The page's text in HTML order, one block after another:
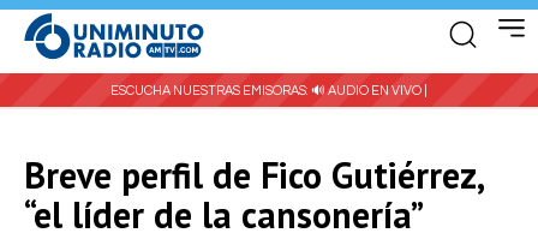
ESCUCHA NUESTRAS EMISORAS: 🔊 AUDIO EN VIVO |
Breve perfil de Fico Gutiérrez,
“el líder de la cansonería”